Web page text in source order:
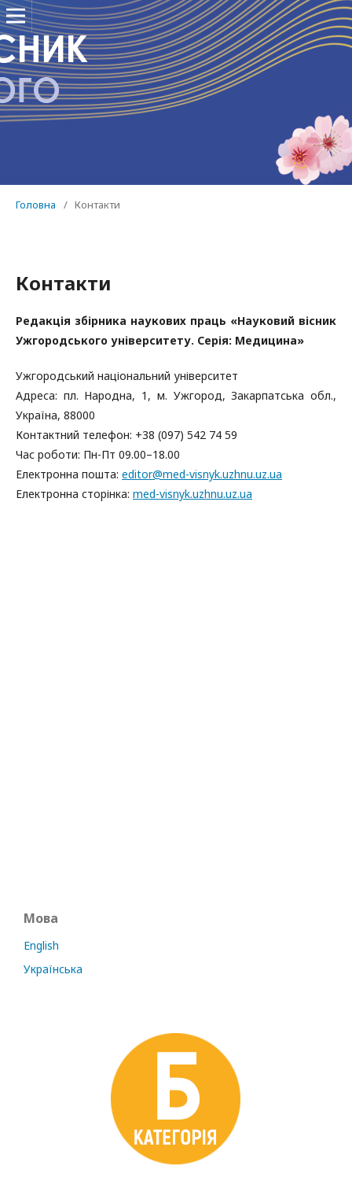
Головна / Контакти
Контакти
Редакція збірника наукових праць «Науковий вісник
Ужгородського університету. Серія: Медицина»
Ужгородський національний університет
Адреса: пл. Народна, 1, м. Ужгород, Закарпатська обл.,
Україна, 88000
Контактний телефон: +38 (097) 542 74 59
Час роботи: Пн-Пт 09.00–18.00
Електронна пошта: editor@med-visnyk.uzhnu.uz.ua
Електронна сторінка: med-visnyk.uzhnu.uz.ua
Мова
English
Українська